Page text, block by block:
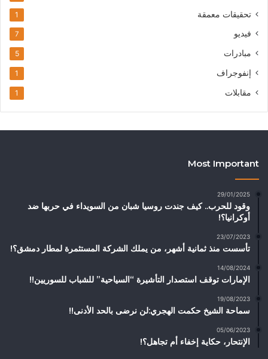
تحقيقات معمقة 1
فيديو 7
مبادرات 5
إنفوجراف 1
مقابلات 1
Most Important
29/01/2025
وقود للحرب.. كيف جندت روسيا شبان من السويداء في حربها ضد
أوكرانيا؟!
23/07/2023
تأسست منذ ثمانية أشهر، من يملك الشركة المستثمرة لمطار دمشق؟!
14/08/2024
الإمارات توقف استصدار التأشيرة “السياحية” للشباب للسوريين!!
19/08/2023
سماحة الشيخ حكمت الهجري:لن نرضى بالحد الأدنى!!
05/06/2023
الإنتحار، حكاية إخفاء أم تجاهل؟!